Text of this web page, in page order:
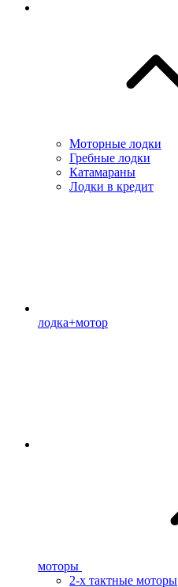
Моторные лодки
Гребные лодки
Катамараны
Лодки в кредит
лодка+мотор
моторы
2-х тактные моторы